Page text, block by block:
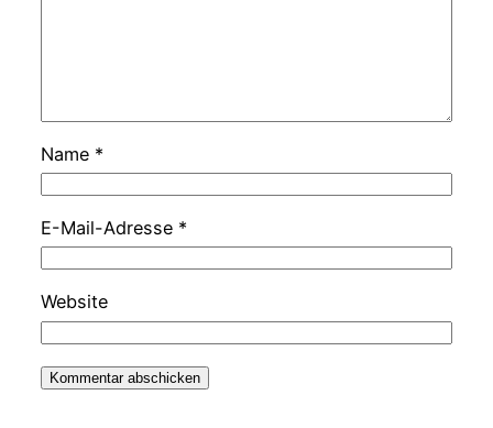
Name *
E-Mail-Adresse *
Website